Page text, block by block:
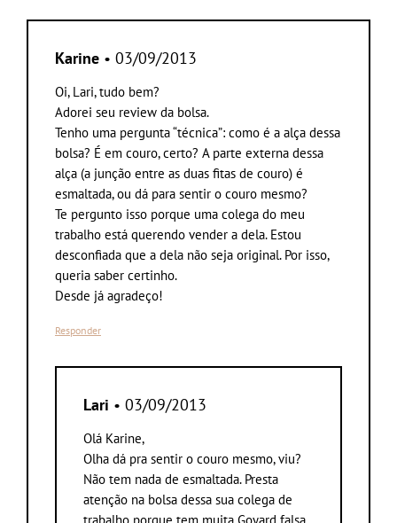
Karine • 03/09/2013
Oi, Lari, tudo bem?
Adorei seu review da bolsa.
Tenho uma pergunta “técnica”: como é a alça dessa
bolsa? É em couro, certo? A parte externa dessa
alça (a junção entre as duas fitas de couro) é
esmaltada, ou dá para sentir o couro mesmo?
Te pergunto isso porque uma colega do meu
trabalho está querendo vender a dela. Estou
desconfiada que a dela não seja original. Por isso,
queria saber certinho.
Desde já agradeço!
Responder
Lari • 03/09/2013
Olá Karine,
Olha dá pra sentir o couro mesmo, viu?
Não tem nada de esmaltada. Presta
atenção na bolsa dessa sua colega de